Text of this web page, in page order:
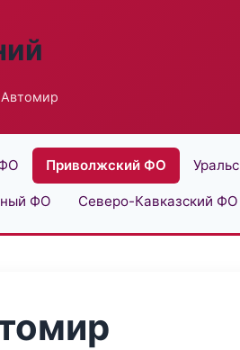
Автомир
Приволжский ФО
ФО Северо-Кавказский ФО